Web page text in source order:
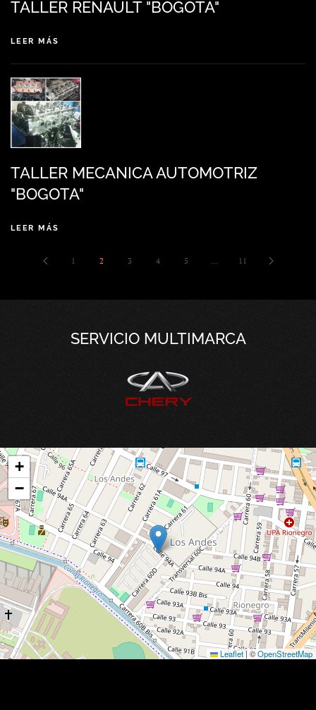
TALLER RENAULT "BOGOTA"
LEER MÁS
TALLER MECANICA AUTOMOTRIZ
"BOGOTA"
LEER MÁS
1 2 3 4 5 11
SERVICIO MULTIMARCA
+
−
Leaflet|©OpenStreetMap